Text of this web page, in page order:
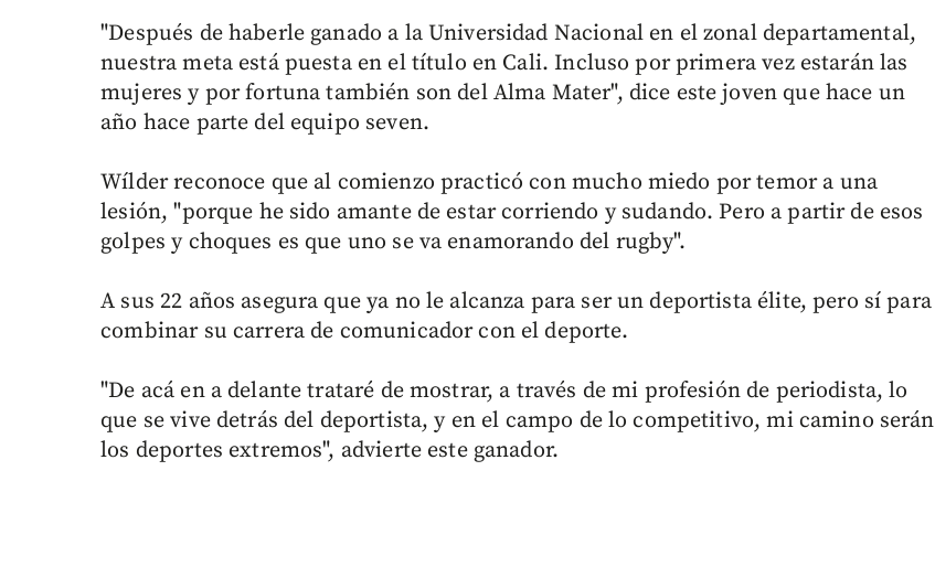
"Después de haberle ganado a la Universidad Nacional en el zonal departamental,
nuestra meta está puesta en el título en Cali. Incluso por primera vez estarán las
mujeres y por fortuna también son del Alma Mater", dice este joven que hace un
año hace parte del equipo seven.
Wílder reconoce que al comienzo practicó con mucho miedo por temor a una
lesión, "porque he sido amante de estar corriendo y sudando. Pero a partir de esos
golpes y choques es que uno se va enamorando del rugby".
A sus 22 años asegura que ya no le alcanza para ser un deportista élite, pero sí para
combinar su carrera de comunicador con el deporte.
"De acá en a delante trataré de mostrar, a través de mi profesión de periodista, lo
que se vive detrás del deportista, y en el campo de lo competitivo, mi camino serán
los deportes extremos", advierte este ganador.